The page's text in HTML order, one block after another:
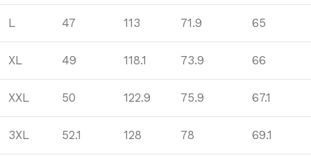
L 47 113 71.9 65
XL 49 118.1 73.9 66
XXL 50 122.9 75.9 67.1
3XL 52.1 128 78 69.1